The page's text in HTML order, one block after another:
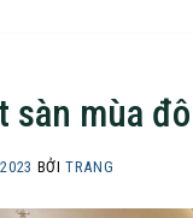
sàn mùa
BỞITRANG